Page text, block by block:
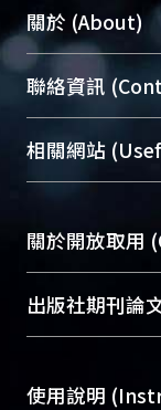
關於 (About)
臺大位居世界
展現本校豐碩
機構典藏（
台，成為臺大
究能量、促進
成果。
To
profiles and
services of
聯絡資訊
總館學科館員
醫學圖書館學
Sciences
相關網站
關於開放取用
開放取用是從
動，應用在學
用逐年攀升。
出版社期刊論
含部分內容
使用說明